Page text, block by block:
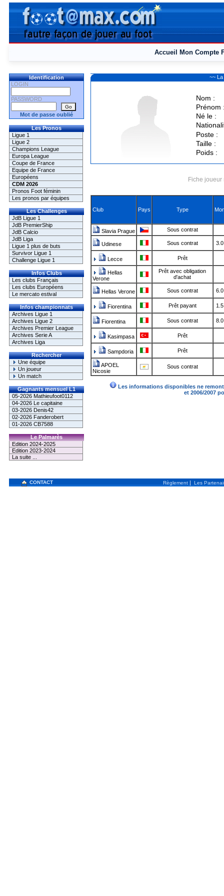
Accueil Mon Compte
Identification
LOGIN
PASSWORD
Mot de passe oublié
Les Pronos
Ligue 1
Ligue 2
Champions League
Europa League
Coupe de France
Equipe de France
Européens
CDM 2026
Pronos Foot féminin
Les pronos par équipes
Les Challenges
JdB Ligue 1
JdB PremierShip
JdB Calcio
JdB Liga
Ligue 1 plus de buts
Survivor Ligue 1
Challenge Ligue 1
Infos Clubs
Les clubs Français
Les clubs Européens
Le mercato estival
Infos championnats
Archives Ligue 1
Archives Ligue 2
Archives Premier League
Archives Serie A
Archives Liga
Rechercher
Une équipe
Un joueur
Un match
Gagnants mensuel L1
05-2026 Mathieufoot0112
04-2026 Le capitaine
03-2026 Denis42
02-2026 Fanderobert
01-2026 CB7588
Le Palmarès
Edition 2024-2025
Edition 2023-2024
La suite ...
~~
Nom :
Prénom
Né le :
Poste :
Taille :
Poids :
Fiche
Club Pays Type
Slavia Prague Sous contrat
Udinese Sous contrat
Lecce Prêt
Hellas
Verone
Prêt avec obligation
d'achat
Hellas Verone Sous contrat
Fiorentina Prêt payant
Fiorentina Sous contrat
Kasimpasa Prêt
Sampdoria Prêt
APOEL
Nicosie
Sous contrat
Les informations disponibles ne
et 2006/2007
CONTACT Règlement | Les